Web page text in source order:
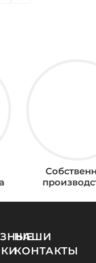
НАШИ
КОНТАКТЫ